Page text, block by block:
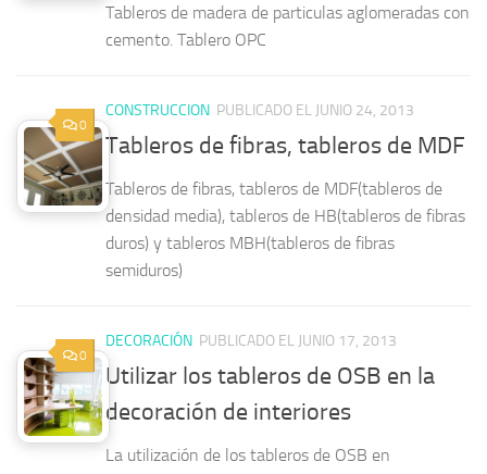
Tableros de madera de particulas aglomeradas con
cemento. Tablero OPC
0
CONSTRUCCION PUBLICADO EL JUNIO 24, 2013
Tableros de fibras, tableros de MDF
Tableros de fibras, tableros de MDF(tableros de
densidad media), tableros de HB(tableros de fibras
duros) y tableros MBH(tableros de fibras
semiduros)
0
DECORACIÓN PUBLICADO EL JUNIO 17, 2013
Utilizar los tableros de OSB en la
decoración de interiores
La utilización de los tableros de OSB en